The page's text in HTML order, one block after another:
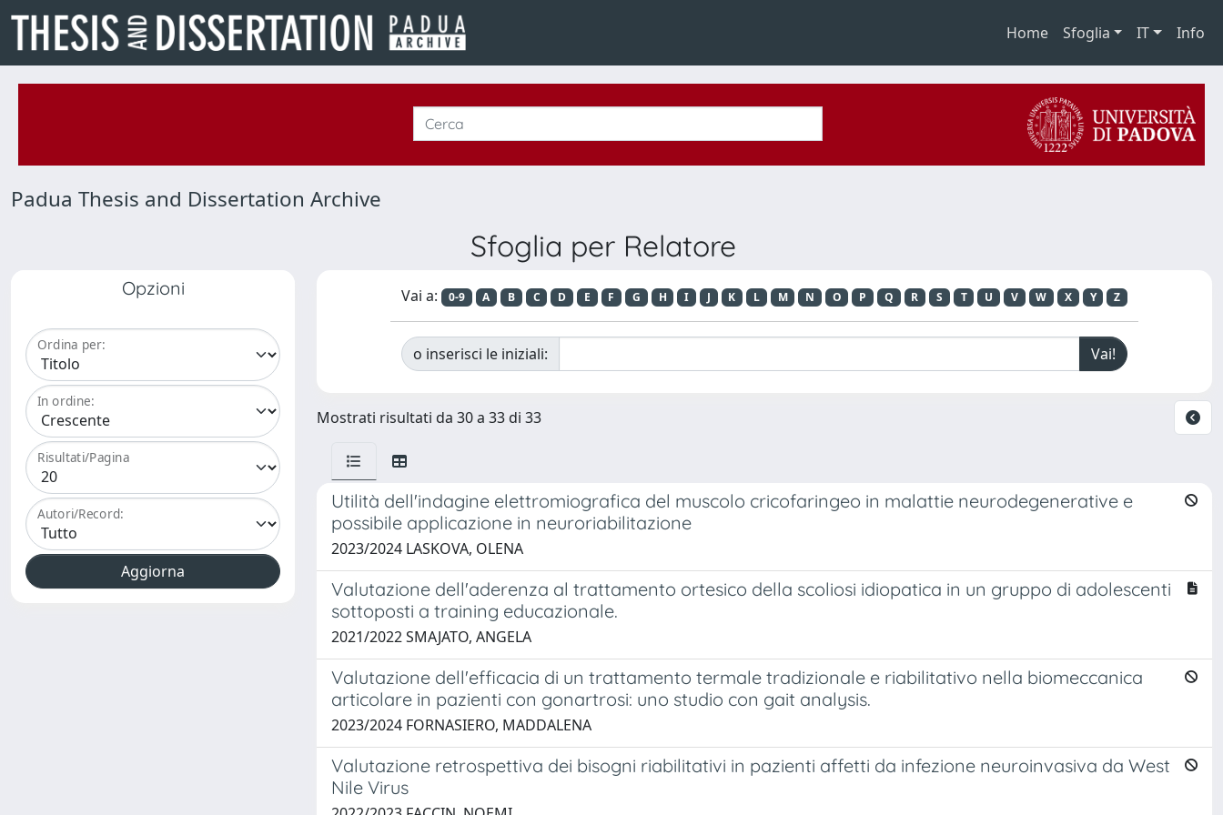
Home Sfoglia IT Info
Padua Thesis and Dissertation Archive
Sfoglia per Relatore
Opzioni
Ordina per:
In ordine:
Risultati/Pagina
Autori/Record:
Vai a: 0-9 A B C D E F G H I J K L M N O P Q R S T U V W X Y Z
o inserisci le iniziali:
Mostrati risultati da 30 a 33 di 33
Utilità dell'indagine elettromiografica del muscolo cricofaringeo in malattie neurodegenerative e
possibile applicazione in neuroriabilitazione
2023/2024 LASKOVA, OLENA
Valutazione dell'aderenza al trattamento ortesico della scoliosi idiopatica in un gruppo di adolescenti
sottoposti a training educazionale.
2021/2022 SMAJATO, ANGELA
Valutazione dell'efficacia di un trattamento termale tradizionale e riabilitativo nella biomeccanica
articolare in pazienti con gonartrosi: uno studio con gait analysis.
2023/2024 FORNASIERO, MADDALENA
Valutazione retrospettiva dei bisogni riabilitativi in pazienti affetti da infezione neuroinvasiva da West
Nile Virus